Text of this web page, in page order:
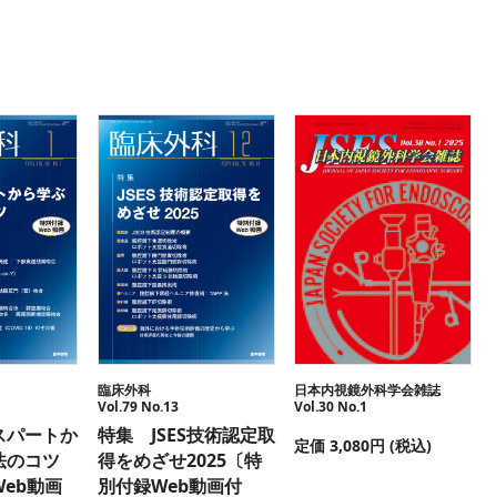
ートか
のコツ
動画
臨床外科
Vol.79 No.13
特集 JSES技術認定取
得をめざせ2025〔特
別付録Web動画付
日本内視鏡外科学会雑誌
Vol.30 No.1
定価 3,080円 (税込)